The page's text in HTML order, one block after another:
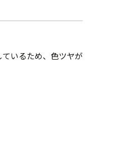
いるため、色ツヤが